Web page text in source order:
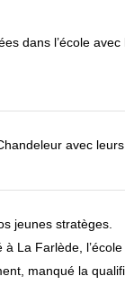
dans l’école avec
avec
jeunes stratèges.
La Farlède,
manqué la